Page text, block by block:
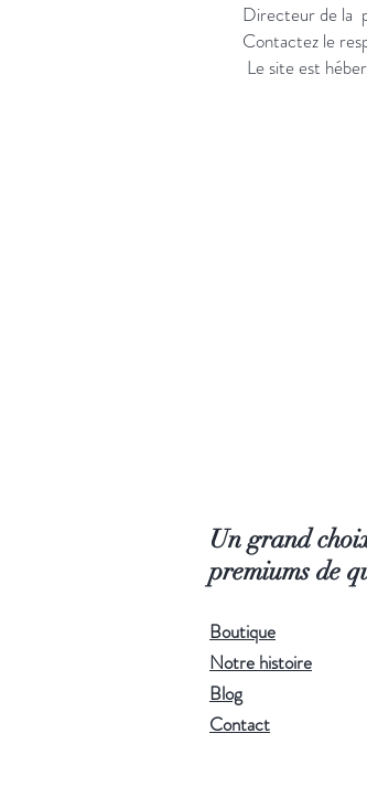
Directeur de la
Contactez le
Le site est
Un grand
premiums de
Boutique
Notre histoire
Blog
Contact